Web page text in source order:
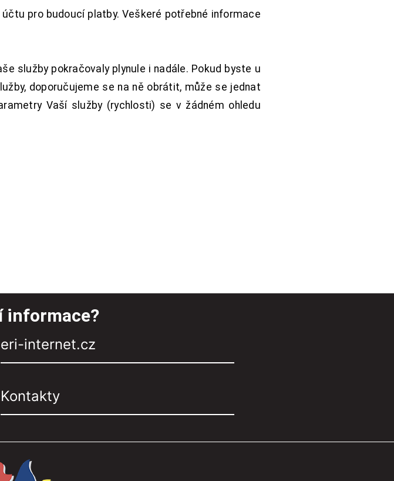
pro budoucí platby. Veškeré potřebné informace
služby pokračovaly plynule i nadále. Pokud byste u
doporučujeme se na ně obrátit, může se jednat
Vaší služby (rychlosti) se v žádném ohledu
informace?
eri-internet.cz
Kontakty